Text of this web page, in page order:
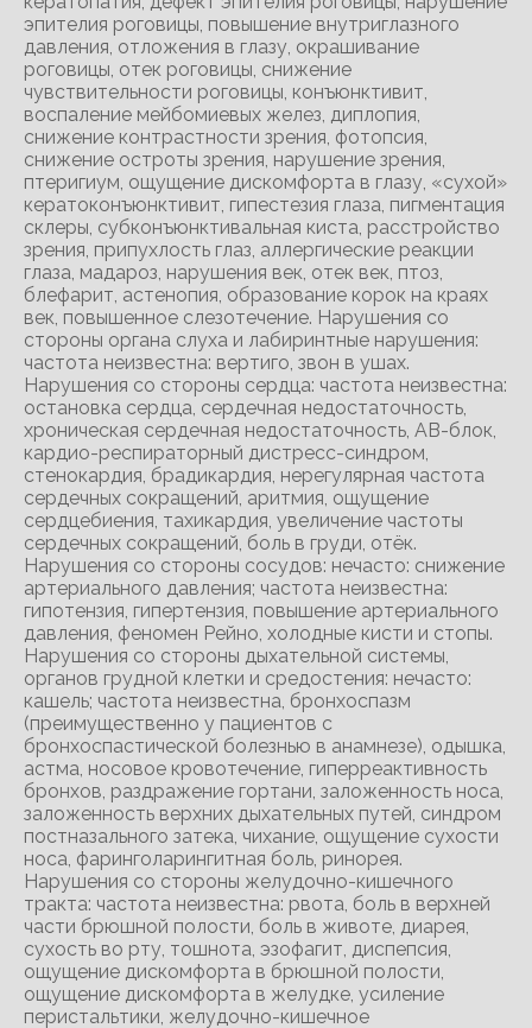
эпителия роговицы, повышение внутриглазного
давления, отложения в глазу, окрашивание
роговицы, отек роговицы, снижение
чувствительности роговицы, конъюнктивит,
воспаление мейбомиевых желез, диплопия,
снижение контрастности зрения, фотопсия,
снижение остроты зрения, нарушение зрения,
птеригиум, ощущение дискомфорта в глазу, «сухой»
кератоконъюнктивит, гипестезия глаза, пигментация
склеры, субконъюнктивальная киста, расстройство
зрения, припухлость глаз, аллергические реакции
глаза, мадароз, нарушения век, отек век, птоз,
блефарит, астенопия, образование корок на краях
век, повышенное слезотечение. Нарушения со
стороны органа слуха и лабиринтные нарушения:
частота неизвестна: вертиго, звон в ушах.
Нарушения со стороны сердца: частота неизвестна:
остановка сердца, сердечная недостаточность,
хроническая сердечная недостаточность, АВ-блок,
кардио-респираторный дистресс-синдром,
стенокардия, брадикардия, нерегулярная частота
сердечных сокращений, аритмия, ощущение
сердцебиения, тахикардия, увеличение частоты
сердечных сокращений, боль в груди, отёк.
Нарушения со стороны сосудов: нечасто: снижение
артериального давления; частота неизвестна:
гипотензия, гипертензия, повышение артериального
давления, феномен Рейно, холодные кисти и стопы.
Нарушения со стороны дыхательной системы,
органов грудной клетки и средостения: нечасто:
кашель; частота неизвестна, бронхоспазм
(преимущественно у пациентов с
бронхоспастической болезнью в анамнезе), одышка,
acтмa, носовое кровотечение, гиперреактивность
бронхов, раздражение гортани, заложенность носа,
заложенность верхних дыхательных путей, синдром
постназального затека, чихание, ощущение сухости
носа, фаринголарингитная боль, ринорея.
Нарушения со стороны желудочно-кишечного
тракта: частота неизвестна: рвота, боль в верхней
части брюшной полости, боль в животе, диарея,
сухость во рту, тошнота, эзофагит, диспепсия,
ощущение дискомфорта в брюшной полости,
ощущение дискомфорта в желудке, усиление
перистальтики, желудочно-кишечное